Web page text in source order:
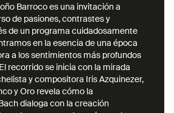
Contemporánea de
de Compositors de Mallorca,
autor y diversas giras
Ha tenido el honor de
obras para cello solo de
Como miembro del
durante seis años en
Barroco es una invitación a
de pasiones, contrastes y
de un programa cuidadosamente
en la esencia de una época
a los sentimientos más profundos
recorrido se inicia con la mirada
y compositora Iris Azquinezer,
y Oro revela cómo la
dialoga con la creación